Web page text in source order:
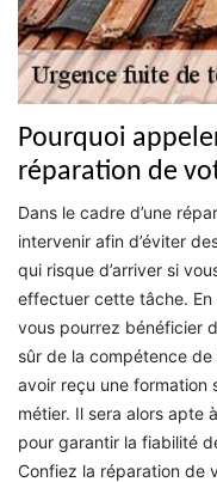
Pourquoi
réparation de
Dans le cadre d’une
intervenir afin d’éviter
qui risque d’arriver si
effectuer cette tâche.
vous pourrez bénéficier
sûr de la compétence
avoir reçu une formation
métier. Il sera alors apte
pour garantir la fiabilité
Confiez la réparation de